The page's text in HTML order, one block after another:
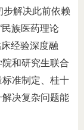
步解决此前依赖
民族医药理论
经验深度融
和研究生联合
准制定、桂十
决复杂问题能